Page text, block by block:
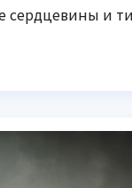
сердцевины и